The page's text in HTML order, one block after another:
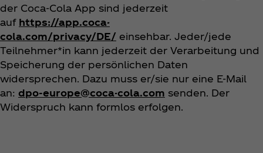
der Coca‑Cola App sind jederzeit
auf https://app.coca-
cola.com/privacy/DE/ einsehbar. Jeder/jede
Teilnehmer*in kann jederzeit der Verarbeitung und
Speicherung der persönlichen Daten
widersprechen. Dazu muss er/sie nur eine E-Mail
an: dpo-europe@coca-cola.com senden. Der
Widerspruch kann formlos erfolgen.